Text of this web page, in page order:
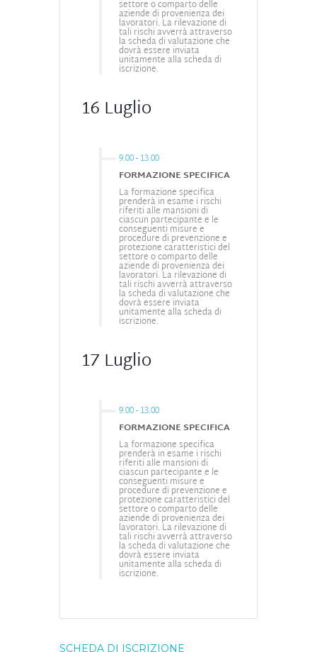
settore o comparto delle
aziende di provenienza dei
lavoratori. La rilevazione di
tali rischi avverrà attraverso
la scheda di valutazione che
dovrà essere inviata
unitamente alla scheda di
iscrizione.
16 Luglio
9.00-13.00
FORMAZIONE SPECIFICA
La formazione specifica
prenderà in esame i rischi
riferiti alle mansioni di
ciascun partecipante e le
conseguenti misure e
procedure di prevenzione e
protezione caratteristici del
settore o comparto delle
aziende di provenienza dei
lavoratori. La rilevazione di
tali rischi avverrà attraverso
la scheda di valutazione che
dovrà essere inviata
unitamente alla scheda di
iscrizione.
17 Luglio
9.00-13.00
FORMAZIONE SPECIFICA
La formazione specifica
prenderà in esame i rischi
riferiti alle mansioni di
ciascun partecipante e le
conseguenti misure e
procedure di prevenzione e
protezione caratteristici del
settore o comparto delle
aziende di provenienza dei
lavoratori. La rilevazione di
tali rischi avverrà attraverso
la scheda di valutazione che
dovrà essere inviata
unitamente alla scheda di
iscrizione.
SCHEDA DI ISCRIZIONE